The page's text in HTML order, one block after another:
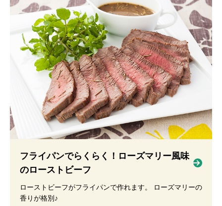
フライパンでらくらく！ローズマリー風味
のローストビーフ
ローストビーフがフライパンで作れます。 ローズマリーの
香りが格別♪